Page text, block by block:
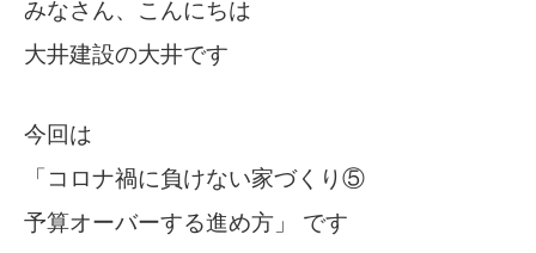
みなさん、こんにちは
大井建設の大井です
今回は
「コロナ禍に負けない家づくり⑤
予算オーバーする進め方」 です